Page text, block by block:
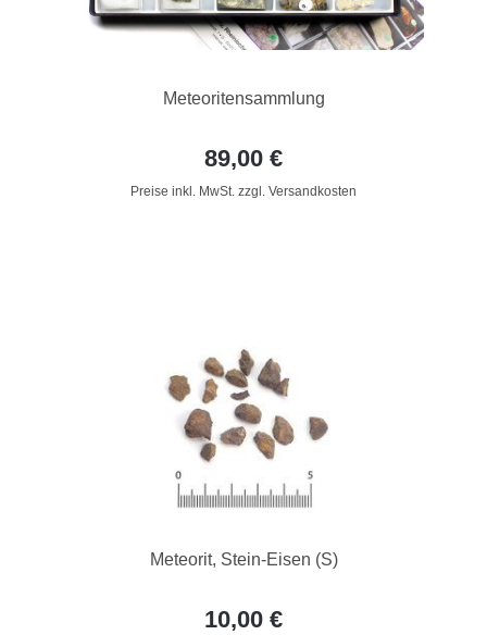
Meteoritensammlung
89,00 €
Preise inkl. MwSt. zzgl. Versandkosten
Meteorit, Stein-Eisen (S)
10,00 €